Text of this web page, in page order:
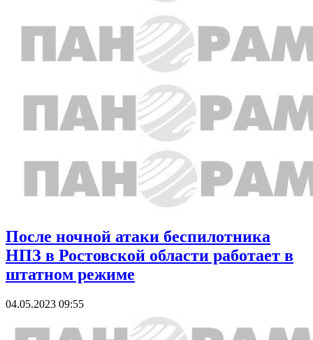
После ночной атаки беспилотника
НПЗ в Ростовской области работает в
штатном режиме
04.05.2023 09:55